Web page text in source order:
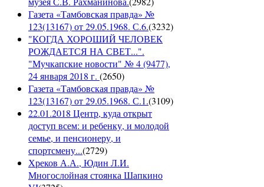
Газета «Тамбовская правда» №
123(13167) от 29.05.1968. С.6.(3232)
"КОГДА ХОРОШИЙ ЧЕЛОВЕК
РОЖДАЕТСЯ НА СВЕТ...".
"Мучкапские новости" № 4 (9477),
24 января 2018 г. (2650)
Газета «Тамбовская правда» №
123(13167) от 29.05.1968. С.1.(3109)
22.01.2018 Центр, куда открыт
доступ всем: и ребенку, и молодой
семье, и пенсионеру, и
спортсмену...(2729)
Хреков А.А., Юдин Л.И.
Многослойная стоянка Шапкино